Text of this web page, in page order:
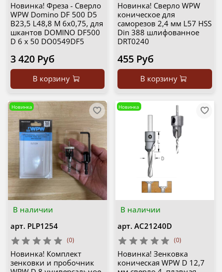
Новинка! Фреза - Сверло
WPW Domino DF 500 D5
B23,5 L48,8 M 6х0,75, для
шкантов DOMINO DF500
D 6 x 50 DO0549DF5
3 420 Руб
В корзину
Новинка! Сверло WPW
коническое для
саморезов 2,4 мм L57 HSS
Din 388 шлифованное
DRT0240
455 Руб
В корзину
В наличии
Новинка
арт. PLP1254
(0)
Новинка! Комплект
зенковки и пробочник
В наличии
Новинка
арт. AC21240D
(0)
Новинка! Зенковка
коническая WPW D 12,7